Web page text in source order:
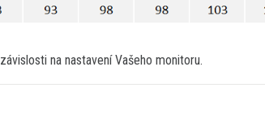
na nastavení Vašeho monitoru.